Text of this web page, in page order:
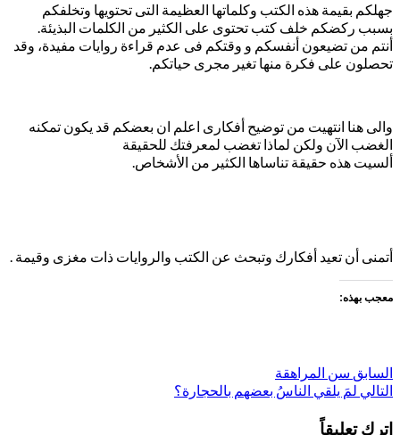
جهلكم بقيمة هذه الكتب وكلماتها العظيمة التى تحتويها وتخلفكم
بسبب ركضكم خلف كتب تحتوى على الكثير من الكلمات البذيئة.
أنتم من تضيعون أنفسكم و وقتكم فى عدم قراءة روايات مفيدة، وقد
تحصلون على فكرة منها تغير مجرى حياتكم.
والى هنا انتهيت من توضيح أفكارى اعلم ان بعضكم قد يكون تمكنه
الغضب الآن ولكن لماذا تغضب لمعرفتك للحقيقة
ألسيت هذه حقيقة تناساها الكثير من الأشخاص.
أتمنى أن تعيد أفكارك وتبحث عن الكتب والروايات ذات مغزى وقيمة .
معجب بهذه:
تصفّح
المقالات
السابق سن المراهقة
التالي لمَ يلقي الناسُ بعضهم بالحجارة؟
اترك تعليقاً